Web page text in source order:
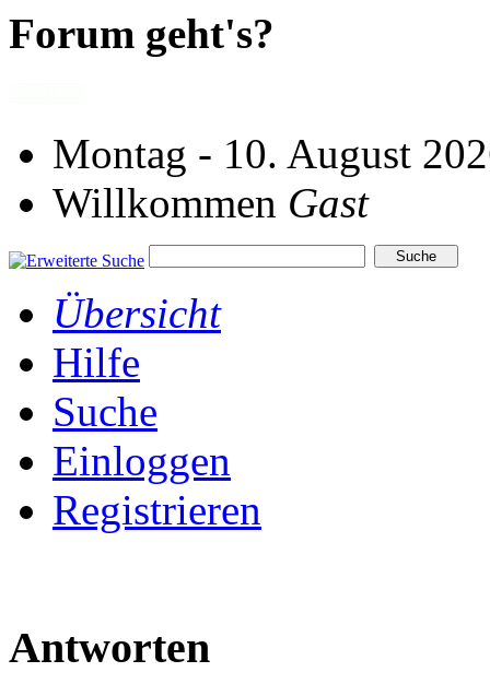
Forum geht's?
Montag - 10. August
Willkommen Gast
Übersicht
Hilfe
Suche
Einloggen
Registrieren
Antworten